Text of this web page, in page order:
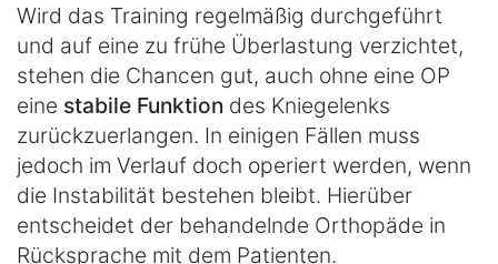
Wird das Training regelmäßig durchgeführt
und auf eine zu frühe Überlastung verzichtet,
stehen die Chancen gut, auch ohne eine OP
eine stabile Funktion des Kniegelenks
zurückzuerlangen. In einigen Fällen muss
jedoch im Verlauf doch operiert werden, wenn
die Instabilität bestehen bleibt. Hierüber
entscheidet der behandelnde Orthopäde in
Rücksprache mit dem Patienten.